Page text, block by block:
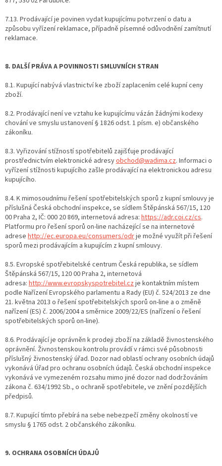
7.13. Prodávající je povinen vydat kupujícímu potvrzení o datu a
způsobu vyřízení reklamace, případně písemné odůvodnění zamítnutí
reklamace.
8. DALŠÍ PRÁVA A POVINNOSTI SMLUVNÍCH STRAN
8.1. Kupující nabývá vlastnictví ke zboží zaplacením celé kupní ceny
zboží.
8.2. Prodávající není ve vztahu ke kupujícímu vázán žádnými kodexy
chování ve smyslu ustanovení § 1826 odst. 1 písm. e) občanského
zákoníku.
8.3. Vyřizování stížností spotřebitelů zajišťuje prodávající
prostřednictvím elektronické adresyobchod@wadima.cz. Informaci o
vyřízení stížnosti kupujícího zašle prodávající na elektronickou adresu
kupujícího.
8.4. K mimosoudnímu řešení spotřebitelských sporů z kupní smlouvy je
příslušná Česká obchodní inspekce, se sídlem Štěpánská 567/15, 120
00 Praha 2, IČ: 000 20 869, internetová adresa: https://adr.coi.cz/cs.
Platformu pro řešení sporů on-line nacházející se na internetové
adrese http://ec.europa.eu/consumers/odrje možné využít při řešení
sporů mezi prodávajícím a kupujícím z kupní smlouvy.
8.5. Evropské spotřebitelské centrum Česká republika, se sídlem
Štěpánská 567/15, 120 00 Praha 2, internetová
adresa: http://www.evropskyspotrebitel.cz je kontaktním místem
podle Nařízení Evropského parlamentu a Rady (EU) č. 524/2013 ze dne
21. května 2013 o řešení spotřebitelských sporů on-line a o změně
nařízení (ES) č. 2006/2004 a směrnice 2009/22/ES (nařízení o řešení
spotřebitelských sporů on-line).
8.6. Prodávající je oprávněn k prodeji zboží na základě živnostenského
oprávnění. Živnostenskou kontrolu provádí v rámci své působnosti
příslušný živnostenský úřad. Dozor nad oblastí ochrany osobních údajů
vykonává Úřad pro ochranu osobních údajů. Česká obchodní inspekce
vykonává ve vymezeném rozsahu mimo jiné dozor nad dodržováním
zákona č. 634/1992 Sb., o ochraně spotřebitele, ve znění pozdějších
předpisů.
8.7. Kupující tímto přebírá na sebe nebezpečí změny okolností ve
smyslu § 1765 odst. 2 občanského zákoníku.
9. OCHRANA OSOBNÍCH ÚDAJŮ